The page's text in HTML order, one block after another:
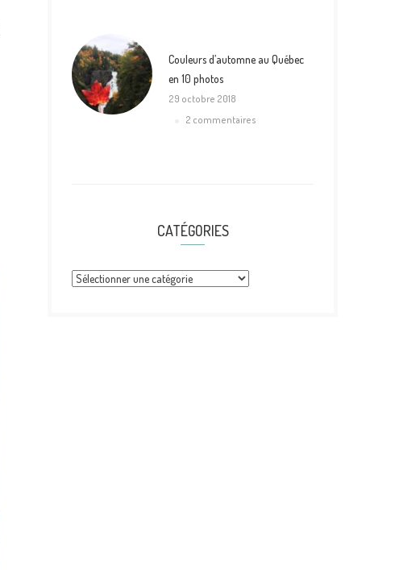
Couleurs d’automne au Québec
en 10 photos
29 octobre 2018
2 commentaires
CATÉGORIES